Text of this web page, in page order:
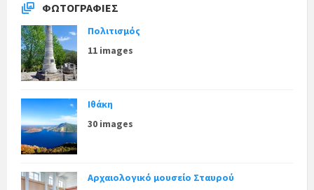
ΦΩΤΟΓΡΑΦΊΕΣ
Πολιτισμός
11 images
Ιθάκη
30 images
Αρχαιολογικό μουσείο Σταυρού